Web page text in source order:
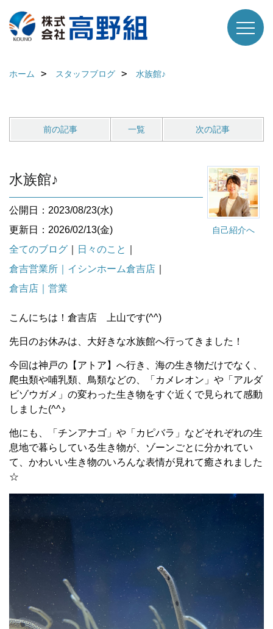
ホーム スタッフブログ 水族館♪
前の記事 一覧 次の記事
自己紹介へ
水族館♪
公開日：2023/08/23(水)
更新日：2026/02/13(金)
全てのブログ
日々のこと
倉吉営業所｜イシンホーム倉吉店
倉吉店｜営業
こんにちは！倉吉店 上山です(^^)
先日のお休みは、大好きな水族館へ行ってきました！
今回は神戸の【アトア】へ行き、海の生き物だけでなく、
爬虫類や哺乳類、鳥類などの、「カメレオン」や「アルダ
ビゾウガメ」の変わった生き物をすぐ近くで見られて感動
しました(^^♪
他にも、「チンアナゴ」や「カピバラ」などそれぞれの生
息地で暮らしている生き物が、ゾーンごとに分かれてい
て、かわいい生き物のいろんな表情が見れて癒されました
☆